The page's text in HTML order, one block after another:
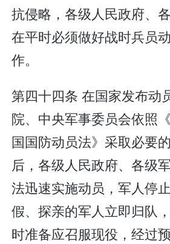
抗侵略，各级人民政府、
在平时必须做好战时兵员
作。
第四十四条 在国家发布动
院、中央军事委员会依照
国国防动员法》采取必要
后，各级人民政府、各级
法迅速实施动员，军人停
假、探亲的军人立即归队
时准备应召服现役，经过